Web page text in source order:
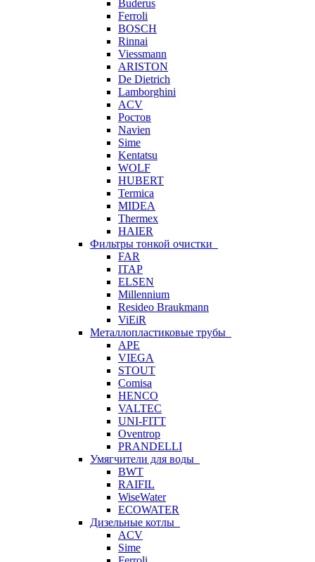
Buderus
Ferroli
BOSCH
Rinnai
Viessmann
ARISTON
De Dietrich
Lamborghini
ACV
Ростов
Navien
Sime
Kentatsu
WOLF
HUBERT
Termica
MIDEA
Thermex
HAIER
Фильтры тонкой очистки
FAR
ITAP
ELSEN
Millennium
Resideo Braukmann
ViEiR
Металлопластиковые трубы
APE
VIEGA
STOUT
Comisa
HENCO
VALTEC
UNI-FITT
Oventrop
PRANDELLI
Умягчители для воды
BWT
RAIFIL
WiseWater
ECOWATER
Дизельные котлы
ACV
Sime